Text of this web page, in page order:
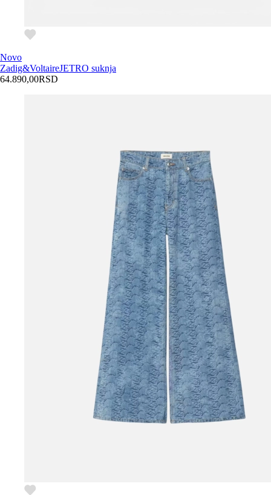
Novo
Zadig&VoltaireJETRO suknja
64.890,00RSD